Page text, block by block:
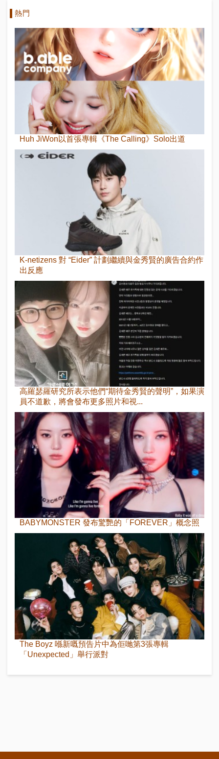
熱門
Huh JiWon以首張專輯《The Calling》Solo出道
K-netizens 對 “Eider” 計劃繼續與金秀賢的廣告合約作
出反應
高羅瑟羅研究所表示他們“期待金秀賢的聲明”，如果演
員不道歉，將會發布更多照片和視...
BABYMONSTER 發布驚艷的「FOREVER」概念照
The Boyz 喺新嘅預告片中為佢哋第3張專輯
「Unexpected」舉行派對